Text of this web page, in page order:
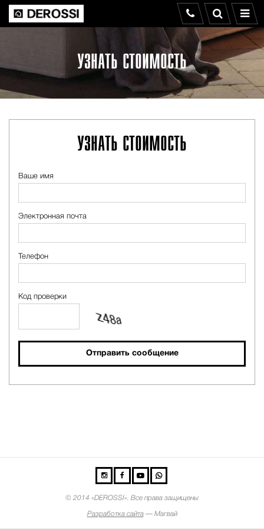
УЗНАТЬ СТОИМОСТЬ
УЗНАТЬ СТОИМОСТЬ
Ваше имя
Электронная почта
Телефон
Код проверки
Отправить сообщение
© 2014 «DEROSSI». Все права защищены
Разработка сайта— Магвай